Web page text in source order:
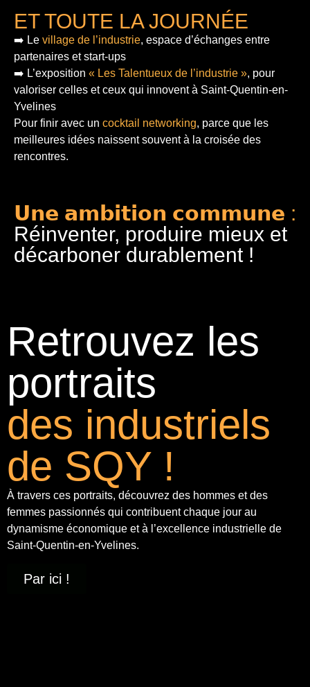
ET TOUTE LA JOURNÉE
➡️ Le village de l’industrie, espace d’échanges entre
partenaires et start-ups
➡️ L’exposition « Les Talentueux de l’industrie », pour
valoriser celles et ceux qui innovent à Saint-Quentin-en-
Yvelines
Pour finir avec un cocktail networking, parce que les
meilleures idées naissent souvent à la croisée des
rencontres.
𝗨𝗻𝗲 𝗮𝗺𝗯𝗶𝘁𝗶𝗼𝗻 𝗰𝗼𝗺𝗺𝘂𝗻𝗲 :
Réinventer, produire mieux et
décarboner durablement !
Retrouvez les
portraits
des industriels
de SQY !
À travers ces portraits, découvrez des hommes et des
femmes passionnés qui contribuent chaque jour au
dynamisme économique et à l’excellence industrielle de
Saint-Quentin-en-Yvelines.
Par ici !